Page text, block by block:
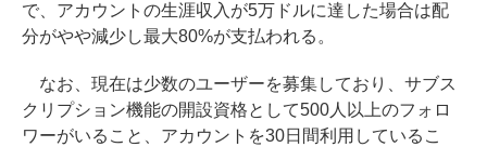
で、アカウントの生涯収入が5万ドルに達した場合は配
分がやや減少し最大80%が支払われる。
なお、現在は少数のユーザーを募集しており、サブス
クリプション機能の開設資格として500人以上のフォロ
ワーがいること、アカウントを30日間利用しているこ